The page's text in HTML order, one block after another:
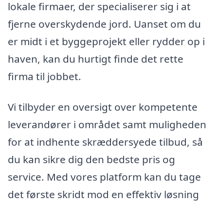
lokale firmaer, der specialiserer sig i at
fjerne overskydende jord. Uanset om du
er midt i et byggeprojekt eller rydder op i
haven, kan du hurtigt finde det rette
firma til jobbet.
Vi tilbyder en oversigt over kompetente
leverandører i området samt muligheden
for at indhente skræddersyede tilbud, så
du kan sikre dig den bedste pris og
service. Med vores platform kan du tage
det første skridt mod en effektiv løsning